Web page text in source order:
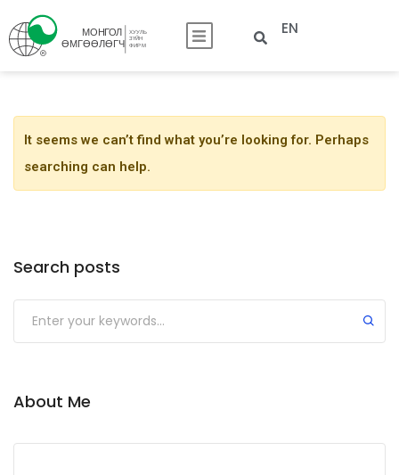
EN
It seems we can’t find what you’re looking for. Perhaps
searching can help.
Search posts
Submit
About Me